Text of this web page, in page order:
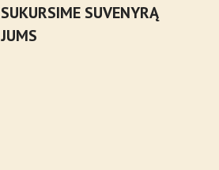
SUKURSIME SUVENYRĄ
JUMS